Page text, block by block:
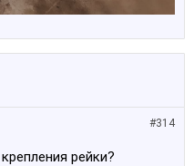
#314
рейки?